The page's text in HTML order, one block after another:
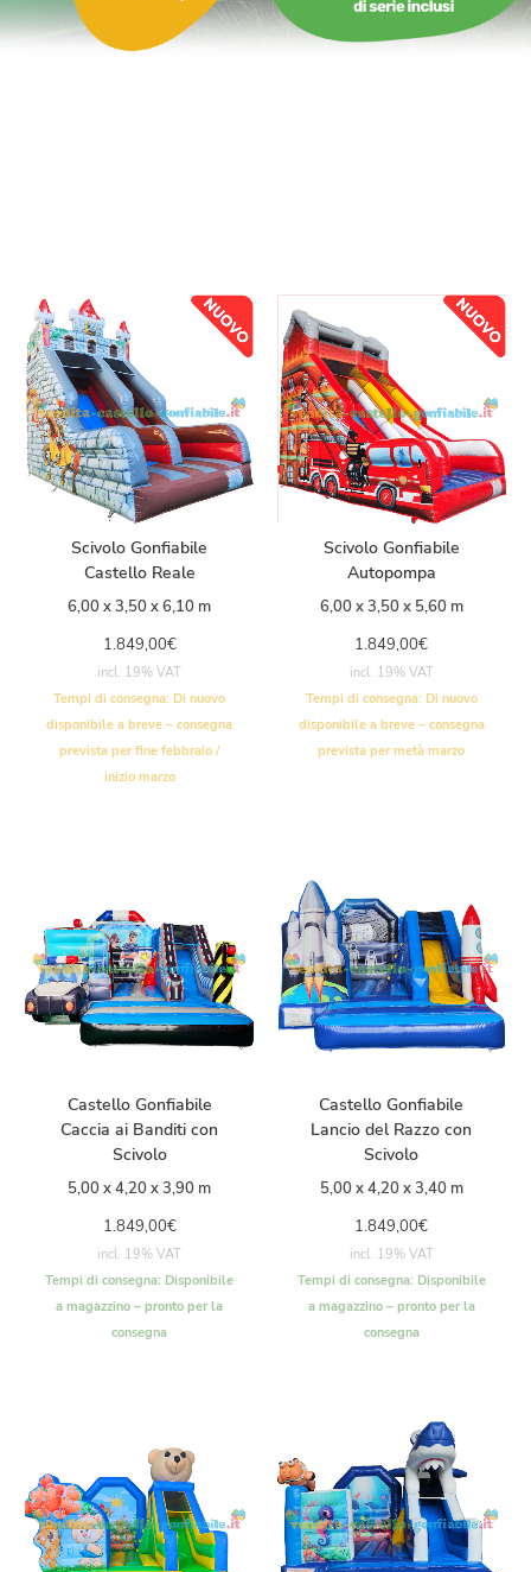
Scivolo Gonfiabile
Castello Reale
6,00 x 3,50 x 6,10 m
1.849,00€
incl. 19% VAT
Tempi di consegna: Di nuovo
disponibile a breve – consegna
prevista per fine febbraio /
inizio marzo
Scivolo Gonfiabile
Autopompa
6,00 x 3,50 x 5,60 m
1.849,00€
incl. 19% VAT
Tempi di consegna: Di nuovo
disponibile a breve – consegna
prevista per metà marzo
Castello Gonfiabile
Caccia ai Banditi con
Scivolo
5,00 x 4,20 x 3,90 m
1.849,00€
incl. 19% VAT
Tempi di consegna: Disponibile
a magazzino – pronto per la
consegna
Castello Gonfiabile
Lancio del Razzo con
Scivolo
5,00 x 4,20 x 3,40 m
1.849,00€
incl. 19% VAT
Tempi di consegna: Disponibile
a magazzino – pronto per la
consegna